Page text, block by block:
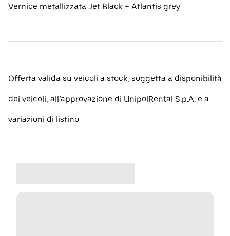
Vernice metallizzata Jet Black + Atlantis grey
Offerta valida su veicoli a stock, soggetta a disponibilità
dei veicoli, all’approvazione di UnipolRental S.p.A. e a
variazioni di listino